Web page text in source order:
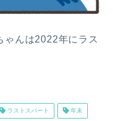
ゃんは2022年にラス
ラストスパート 年末